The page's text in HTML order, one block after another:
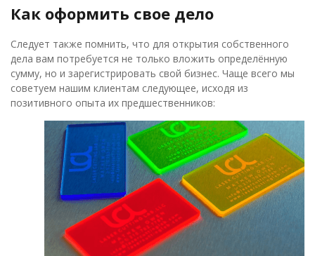
Как оформить свое дело
Следует также помнить, что для открытия собственного
дела вам потребуется не только вложить определённую
сумму, но и зарегистрировать свой бизнес. Чаще всего мы
советуем нашим клиентам следующее, исходя из
позитивного опыта их предшественников: